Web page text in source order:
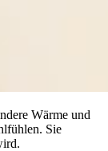
Wärme und
Sie